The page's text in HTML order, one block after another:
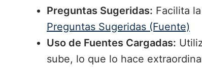
Preguntas Sugeridas: Facilita
Preguntas Sugeridas (Fuente)
Uso de Fuentes Cargadas:
sube, lo que lo hace